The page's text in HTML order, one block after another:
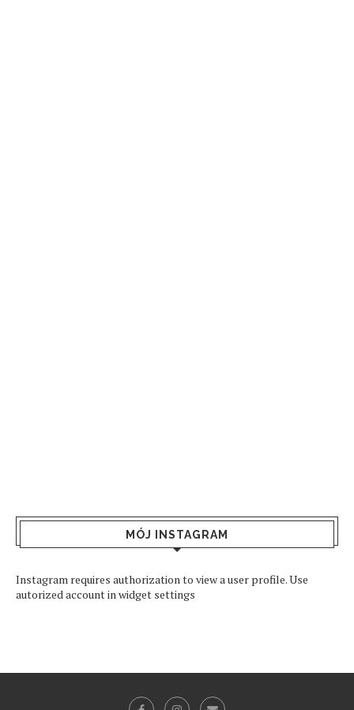
MÓJ INSTAGRAM
Instagram requires authorization to view a user profile. Use
autorized account in widget settings